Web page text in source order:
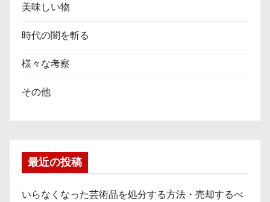
美味しい物
時代の闇を斬る
様々な考察
その他
最近の投稿
いらなくなった芸術品を処分する方法・売却するべ